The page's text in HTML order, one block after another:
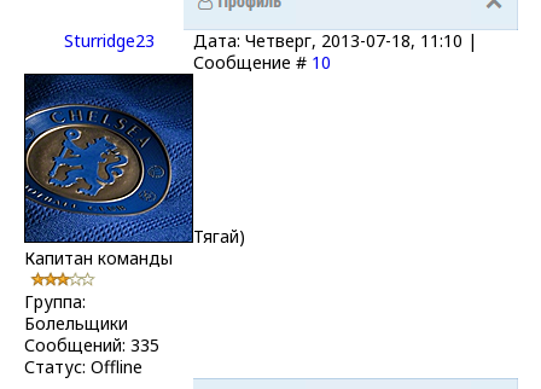
Sturridge23
Дата: Четверг, 2013-07-18, 11:10 |
Сообщение # 10
Капитан команды
Группа:
Болельщики
Сообщений: 335
Статус: Offline
Тягай)